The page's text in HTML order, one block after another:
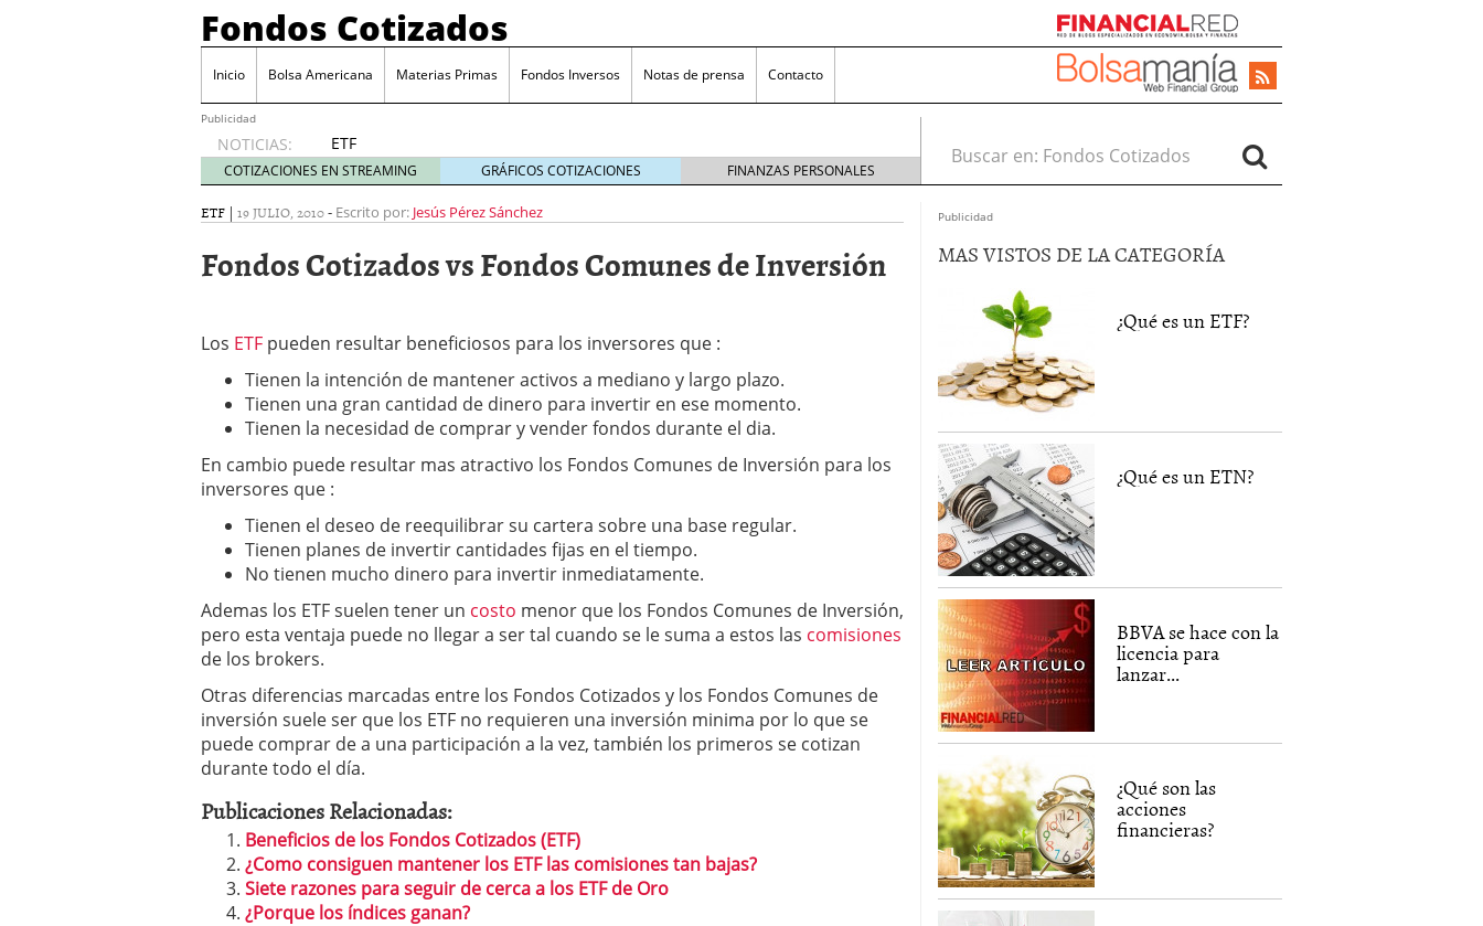
Fondos Cotizados
Inicio Bolsa Americana Materias Primas Fondos Inversos Notas de prensa Contacto
Publicidad
NOTICIAS:
ETF
activos:
el
producto
crece en
Europa y
a llegar
inversor
español
febrero
28, 2026
ETF activos: el producto que más crece en Europa y que empieza a llegar al
inversor español
ETF de defensa, industriales y renta variable europea: las apuestas que
marcaron 2025 y siguen vivas en 2026
ETF o fondo indexado en España: la eterna pregunta tiene respuesta
(depende de ti) febrero 16, 2026
Enero de 2026 rompe todos los registros: 55.900 millones en un solo mes
febrero 8, 2026
COTIZACIONES EN STREAMING GRÁFICOS COTIZACIONES FINANZAS PERSONALES
Buscar en:
ETF | 19 JULIO, 2010- Escrito por: Jesús Pérez Sánchez
Fondos Cotizados vs Fondos Comunes de Inversión
Los ETF pueden resultar beneficiosos para los inversores que :
Tienen la intención de mantener activos a mediano y largo plazo.
Tienen una gran cantidad de dinero para invertir en ese momento.
Tienen la necesidad de comprar y vender fondos durante el dia.
En cambio puede resultar mas atractivo los Fondos Comunes de Inversión para los
inversores que :
Tienen el deseo de reequilibrar su cartera sobre una base regular.
Tienen planes de invertir cantidades fijas en el tiempo.
No tienen mucho dinero para invertir inmediatamente.
Ademas los ETF suelen tener un costo menor que los Fondos Comunes de Inversión,
pero esta ventaja puede no llegar a ser tal cuando se le suma a estos las comisiones
de los brokers.
Otras diferencias marcadas entre los Fondos Cotizados y los Fondos Comunes de
inversión suele ser que los ETF no requieren una inversión minima por lo que se
puede comprar de a una participación a la vez, también los primeros se cotizan
durante todo el día.
Publicaciones Relacionadas:
Beneficios de los Fondos Cotizados (ETF)
¿Como consiguen mantener los ETF las comisiones tan bajas?
Siete razones para seguir de cerca a los ETF de Oro
¿Porque los índices ganan?
Publicidad
MAS VISTOS DE LA CATEGORÍA
¿Qué es un ETF?
¿Qué es un ETN?
BBVA se hace con la
licencia para
lanzar...
¿Qué son las
acciones
financieras?